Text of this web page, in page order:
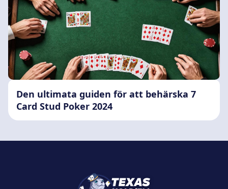
Den ultimata guiden för att behärska 7
Card Stud Poker 2024